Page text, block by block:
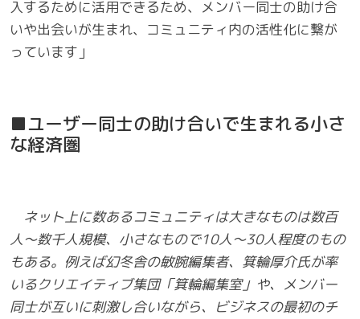
入するために活用できるため、メンバー同士の助け合
いや出会いが生まれ、コミュニティ内の活性化に繋が
っています」
■ユーザー同士の助け合いで生まれる小さ
な経済圏
ネット上に数あるコミュニティは大きなものは数百
人～数千人規模、小さなもので10人～30人程度のもの
もある。例えば幻冬舎の敏腕編集者、箕輪厚介氏が率
いるクリエイティブ集団「箕輪編集室」や、メンバー
同士が互いに刺激し合いながら、ビジネスの最初のチ